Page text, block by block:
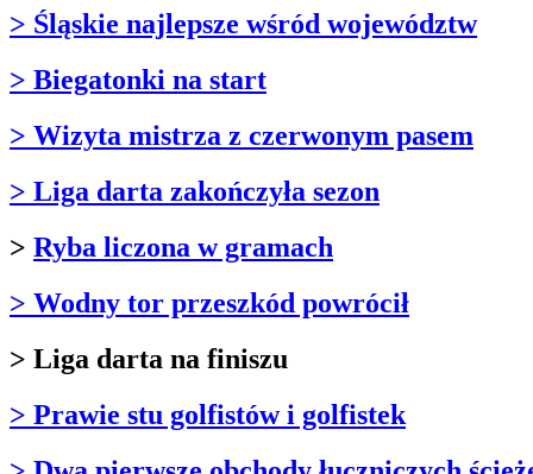
> Śląskie najlepsze wśród województw
> Biegatonki na start
> Wizyta mistrza z czerwonym pasem
> Liga darta zakończyła sezon
> Ryba liczona w gramach
> Wodny tor przeszkód powrócił
> Liga darta na finiszu
> Prawie stu golfistów i golfistek